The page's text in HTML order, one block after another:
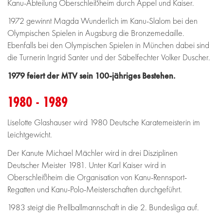
Kanu-Abteilung Oberschleißheim durch Appel und Kaiser.
1972 gewinnt Magda Wunderlich im Kanu-Slalom bei den
Olympischen Spielen in Augsburg die Bronzemedaille.
Ebenfalls bei den Olympischen Spielen in München dabei sind
die Turnerin Ingrid Santer und der Säbelfechter Volker Duscher.
1979 feiert der MTV sein 100-jähriges Bestehen.
1980 - 1989
Liselotte Glashauser wird 1980 Deutsche Karatemeisterin im
Leichtgewicht.
Der Kanute Michael Mächler wird in drei Disziplinen
Deutscher Meister 1981. Unter Karl Kaiser wird in
Oberschleißheim die Organisation von Kanu-Rennsport-
Regatten und Kanu-Polo-Meisterschaften durchgeführt.
1983 steigt die Prellballmannschaft in die 2. Bundesliga auf.